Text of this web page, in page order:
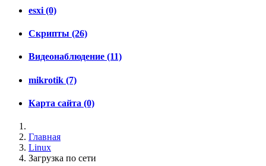
esxi (0)
Скрипты (26)
Видеонаблюдение (11)
mikrotik (7)
Карта сайта (0)
Главная
Linux
Загрузка по сети